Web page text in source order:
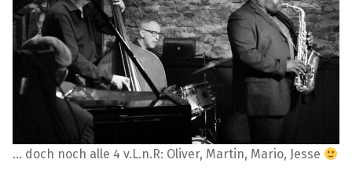
… doch noch alle 4 v.L.n.R: Oliver, Martin, Mario, Jesse